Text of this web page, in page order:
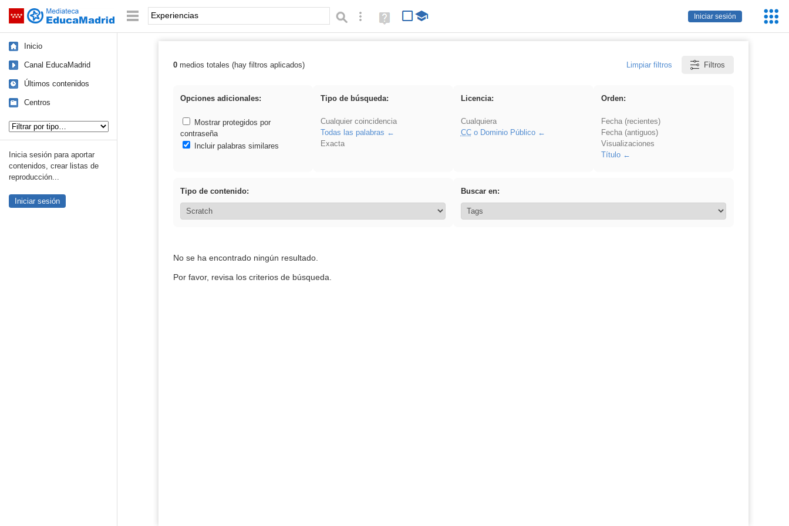
Saltar navegación
Iniciar sesión
Palabra o frase: Búsqueda avanzada
Ayuda
(en
Inicio
Canal EducaMadrid
Últimos contenidos
Centros
Inicia sesión para aportar
contenidos, crear listas de
reproducción...
Iniciar sesión
Resultados de: Experiencias
0medios totales (hay filtros aplicados) Limpiar filtros Filtros
Opciones adicionales:
Mostrar protegidos por
contraseña
Incluir palabras similares
Tipo de búsqueda:
Cualquier coincidencia
Todas las palabras
Exacta
Licencia:
Cualquiera
CCo Dominio Público
Orden:
Fecha (recientes)
Fecha (antiguos)
Visualizaciones
Título
Tipo de contenido: Buscar en:
No se ha encontrado ningún resultado.
Por favor, revisa los criterios de búsqueda.